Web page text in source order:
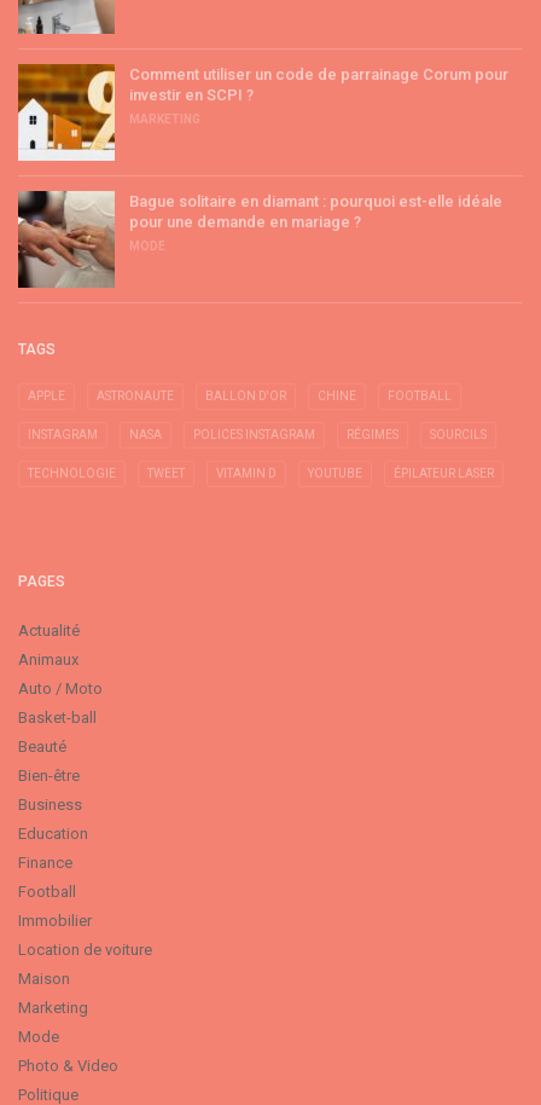
Comment utiliser un code de parrainage Corum pour
investir en SCPI ?
MARKETING
Bague solitaire en diamant : pourquoi est-elle idéale
pour une demande en mariage ?
MODE
TAGS
APPLE ASTRONAUTE BALLON D'OR CHINE FOOTBALL
INSTAGRAM NASA POLICES INSTAGRAM RÉGIMES SOURCILS
TECHNOLOGIE TWEET VITAMIN D YOUTUBE ÉPILATEUR LASER
PAGES
Actualité
Animaux
Auto / Moto
Basket-ball
Beauté
Bien-être
Business
Education
Finance
Football
Immobilier
Location de voiture
Maison
Marketing
Mode
Photo & Video
Politique